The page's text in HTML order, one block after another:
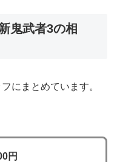
鬼武者3の相
にまとめています。
円